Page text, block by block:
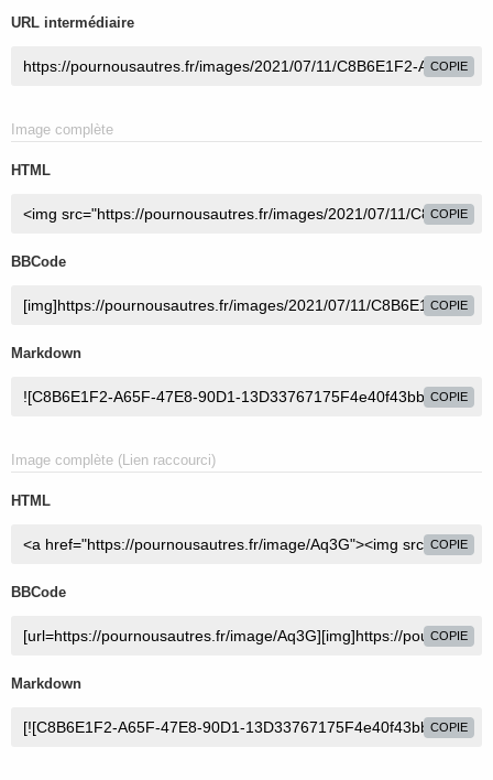
URL intermédiaire
COPIE
Image complète
HTML
COPIE
BBCode
COPIE
Markdown
COPIE
Image complète (Lien raccourci)
HTML
COPIE
BBCode
COPIE
Markdown
COPIE